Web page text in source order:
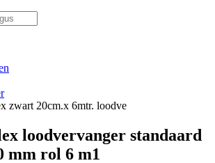
zwart 20cm.x 6mtr. loodve
loodvervanger standaard
mm rol 6 m1